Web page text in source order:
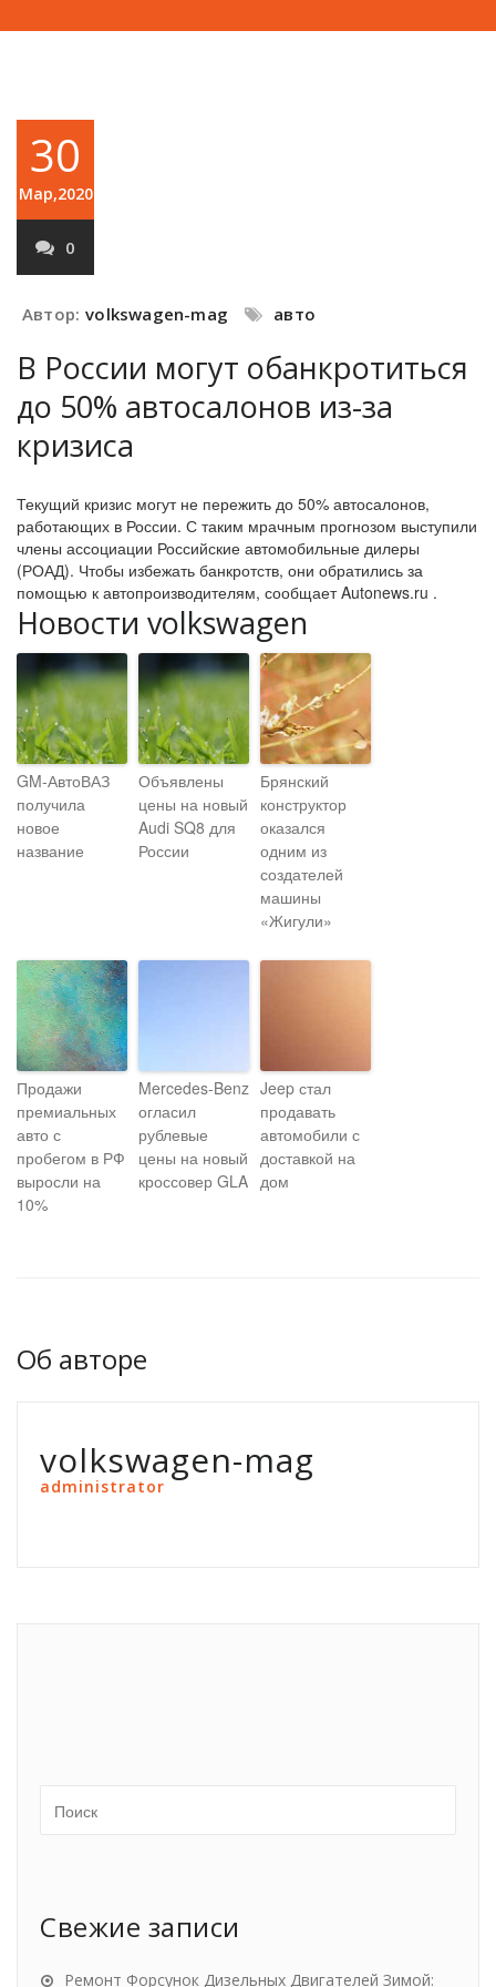
30
Мар,2020
0
Автор: volkswagen-mag авто
В России могут обанкротиться
до 50% автосалонов из-за
кризиса
Текущий кризис могут не пережить до 50% автосалонов,
работающих в России. С таким мрачным прогнозом выступили
члены ассоциации Российские автомобильные дилеры
(РОАД). Чтобы избежать банкротств, они обратились за
помощью к автопроизводителям, сообщает Autonews.ru .
Новости volkswagen
GM-АвтоВАЗ
получила
новое
название
Объявлены
цены на новый
Audi SQ8 для
России
Брянский
конструктор
оказался
одним из
создателей
машины
«Жигули»
Продажи
премиальных
авто с
пробегом в РФ
выросли на
10%
Mercedes-Benz
огласил
рублевые
цены на новый
кроссовер GLA
Jeep стал
продавать
автомобили с
доставкой на
дом
Об авторе
volkswagen-mag
administrator
Свежие записи
Ремонт Форсунок Дизельных Двигателей Зимой: